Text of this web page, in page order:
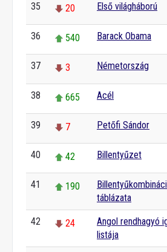
35 20 Első világháború
36 540 Barack Obama
37 3 Németország
38 665 Acél
39 7 Petőfi Sándor
40 42 Billentyűzet
41 190
táblázata
42 24
Angol rendhagyó
listája